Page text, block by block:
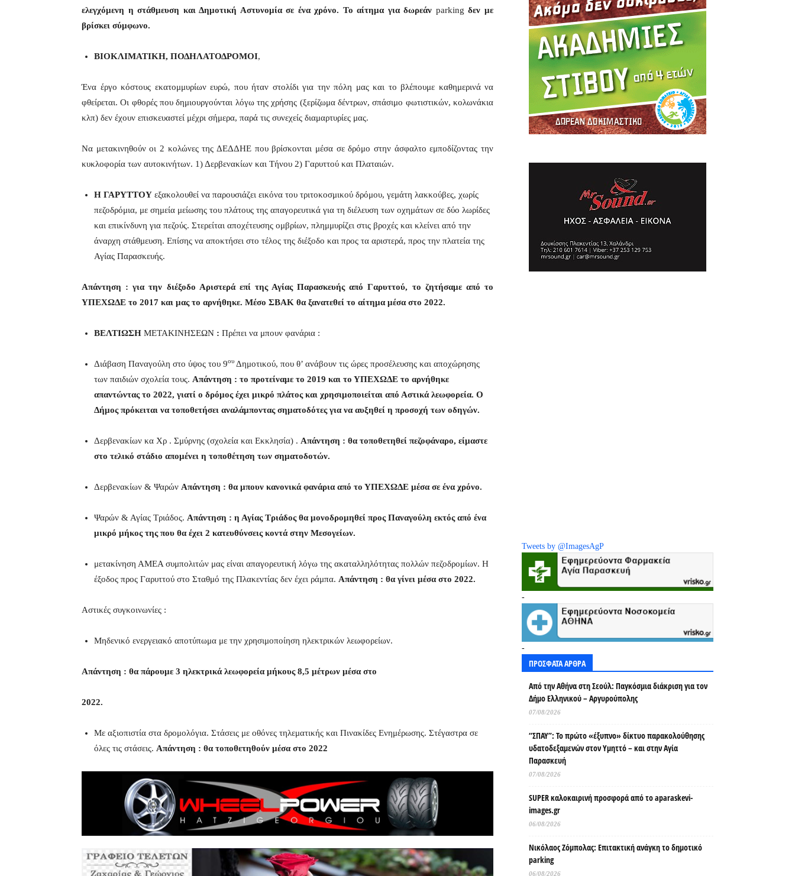
ελεγχόμενη η στάθμευση και Δημοτική Αστυνομία σε ένα χρόνο. Το αίτημα για δωρεάν parkingδεν με
βρίσκει σύμφωνο.
ΒΙΟΚΛΙΜΑΤΙΚΗ, ΠΟΔΗΛΑΤΟΔΡΟΜΟΙ,
Ένα έργο κόστους εκατομμυρίων ευρώ, που ήταν στολίδι για την πόλη μας και το βλέπουμε καθημερινά να
φθείρεται. Οι φθορές που δημιουργούνται λόγω της χρήσης (ξερίζωμα δέντρων, σπάσιμο φωτιστικών, κολωνάκια
κλπ) δεν έχουν επισκευαστεί μέχρι σήμερα, παρά τις συνεχείς διαμαρτυρίες μας.
Να μετακινηθούν οι 2 κολώνες της ΔΕΔΔΗΕ που βρίσκονται μέσα σε δρόμο στην άσφαλτο εμποδίζοντας την
κυκλοφορία των αυτοκινήτων. 1) Δερβενακίων και Τήνου 2) Γαρυττού και Πλαταιών.
Η ΓΑΡΥΤΤΟΥ εξακολουθεί να παρουσιάζει εικόνα του τριτοκοσμικού δρόμου, γεμάτη λακκούβες, χωρίς
πεζοδρόμια, με σημεία μείωσης του πλάτους της απαγορευτικά για τη διέλευση των οχημάτων σε δύο λωρίδες
και επικίνδυνη για πεζούς. Στερείται αποχέτευσης ομβρίων, πλημμυρίζει στις βροχές και κλείνει από την
άναρχη στάθμευση. Επίσης να αποκτήσει στο τέλος της διέξοδο και προς τα αριστερά, προς την πλατεία της
Αγίας Παρασκευής.
Απάντηση : για την διέξοδο Αριστερά επί της Αγίας Παρασκευής από Γαρυττού, το ζητήσαμε από το
ΥΠΕΧΩΔΕ το 2017 και μας το αρνήθηκε. Μέσο ΣΒΑΚ θα ξανατεθεί το αίτημα μέσα στο 2022.
ΒΕΛΤΙΩΣΗ ΜΕΤΑΚΙΝΗΣΕΩΝ : Πρέπει να μπουν φανάρια :
Διάβαση Παναγούλη στο ύψος του 9ου Δημοτικού, που θ’ ανάβουν τις ώρες προσέλευσης και αποχώρησης
των παιδιών σχολεία τους. Απάντηση : το προτείναμε το 2019 και το ΥΠΕΧΩΔΕ το αρνήθηκε
απαντώντας το 2022, γιατί ο δρόμος έχει μικρό πλάτος και χρησιμοποιείται από Αστικά λεωφορεία. Ο
Δήμος πρόκειται να τοποθετήσει αναλάμποντας σηματοδότες για να αυξηθεί η προσοχή των οδηγών.
Δερβενακίων κα Χρ . Σμύρνης (σχολεία και Εκκλησία) . Απάντηση : θα τοποθετηθεί πεζοφάναρο, είμαστε
στο τελικό στάδιο απομένει η τοποθέτηση των σηματοδοτών.
Δερβενακίων & Ψαρών Απάντηση : θα μπουν κανονικά φανάρια από το ΥΠΕΧΩΔΕ μέσα σε ένα χρόνο.
Ψαρών & Αγίας Τριάδος. Απάντηση : η Αγίας Τριάδος θα μονοδρομηθεί προς Παναγούλη εκτός από ένα
μικρό μήκος της που θα έχει 2 κατευθύνσεις κοντά στην Μεσογείων.
μετακίνηση ΑΜΕΑ συμπολιτών μας είναι απαγορευτική λόγω της ακαταλληλότητας πολλών πεζοδρομίων. Η
έξοδος προς Γαρυττού στο Σταθμό της Πλακεντίας δεν έχει ράμπα. Απάντηση : θα γίνει μέσα στο 2022.
Αστικές συγκοινωνίες :
Μηδενικό ενεργειακό αποτύπωμα με την χρησιμοποίηση ηλεκτρικών λεωφορείων.
Απάντηση : θα πάρουμε 3 ηλεκτρικά λεωφορεία μήκους 8,5 μέτρων μέσα στο
2022.
Με αξιοπιστία στα δρομολόγια. Στάσεις με οθόνες τηλεματικής και Πινακίδες Ενημέρωσης. Στέγαστρα σε
όλες τις στάσεις. Απάντηση : θα τοποθετηθούν μέσα στο 2022
Tweets by @ImagesAgP
-
-
ΠΡΟΣΦΑΤΑ ΑΡΘΡΑ
Από την Αθήνα στη Σεούλ: Παγκόσμια διάκριση για τον
Δήμο Ελληνικού – Αργυρούπολης
07/08/2026
“ΣΠΑΥ”: Το πρώτο «έξυπνο» δίκτυο παρακολούθησης
υδατοδεξαμενών στον Υμηττό – και στην Αγία
Παρασκευή
07/08/2026
SUPER καλοκαιρινή προσφορά από το aparaskevi-
images.gr
06/08/2026
Νικόλαος Ζόμπολας: Επιτακτική ανάγκη το δημοτικό
parking
06/08/2026